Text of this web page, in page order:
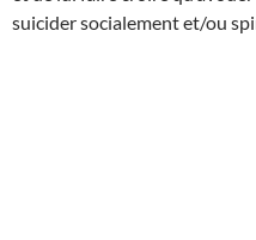
suicider socialement et/ou